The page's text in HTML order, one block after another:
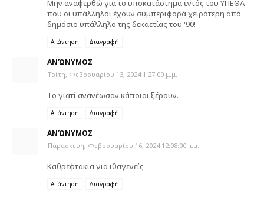
Μην αναφερθώ για το υποκατάστημα εντός του ΥΠΕΘΑ
που οι υπάλληλοι έχουν συμπεριφορά χειρότερη από
δημόσιο υπάλληλο της δεκαετίας του '90!
Απάντηση Διαγραφή
ΑΝΏΝΥΜΟΣ
Τρίτη, Φεβρουαρίου 13, 2024 1:27:00 μ.μ.
Το γιατί ανανέωσαν κάποιοι ξέρουν.
Απάντηση Διαγραφή
ΑΝΏΝΥΜΟΣ
Παρασκευή, Φεβρουαρίου 16, 2024 12:08:00 π.μ.
Καθρεφτακια για ιθαγενείς
Απάντηση Διαγραφή